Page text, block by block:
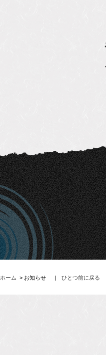
ホーム > お知らせ | ひとつ前に戻る